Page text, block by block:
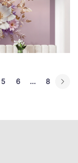
5 6 ... 8